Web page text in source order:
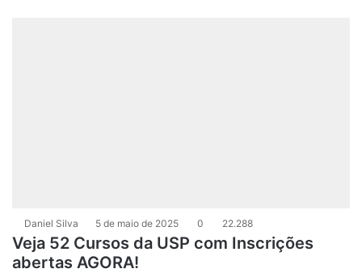
Daniel Silva 5 de maio de 2025 0 22.288
Veja 52 Cursos da USP com Inscrições
abertas AGORA!